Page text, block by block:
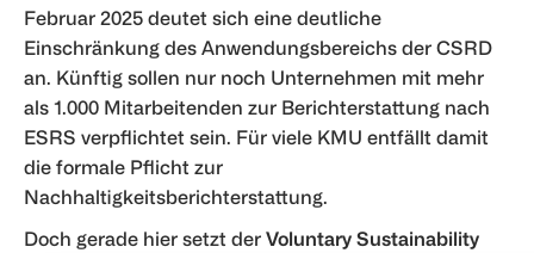
Februar 2025 deutet sich eine deutliche
Einschränkung des Anwendungsbereichs der CSRD
an. Künftig sollen nur noch Unternehmen mit mehr
als 1.000 Mitarbeitenden zur Berichterstattung nach
ESRS verpflichtet sein. Für viele KMU entfällt damit
die formale Pflicht zur
Nachhaltigkeitsberichterstattung.
Doch gerade hier setzt der Voluntary Sustainability